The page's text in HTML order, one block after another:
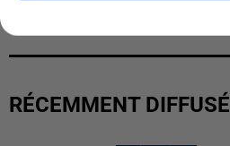
RÉCEMMENT DIFFUSÉ